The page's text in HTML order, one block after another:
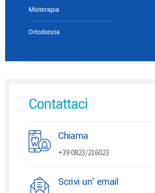
Mioterapia
Ortodonzia
Contattaci
Chiama
+39 0823/216023
Scrivi un' email